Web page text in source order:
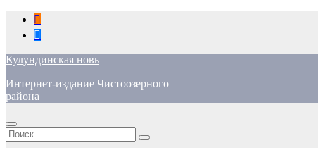
Перейти
содержимому
Кулундинская новь
Интернет-издание Чистоозерного
района